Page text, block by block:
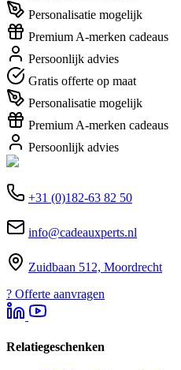
Personalisatie mogelijk
Premium A-merken cadeaus
Persoonlijk advies
Gratis offerte op maat
Personalisatie mogelijk
Premium A-merken cadeaus
Persoonlijk advies
+31 (0)182-63 82 50
info@cadeauxperts.nl
Zuidbaan 512, Moordrecht
? Offerte aanvragen
Relatiegeschenken